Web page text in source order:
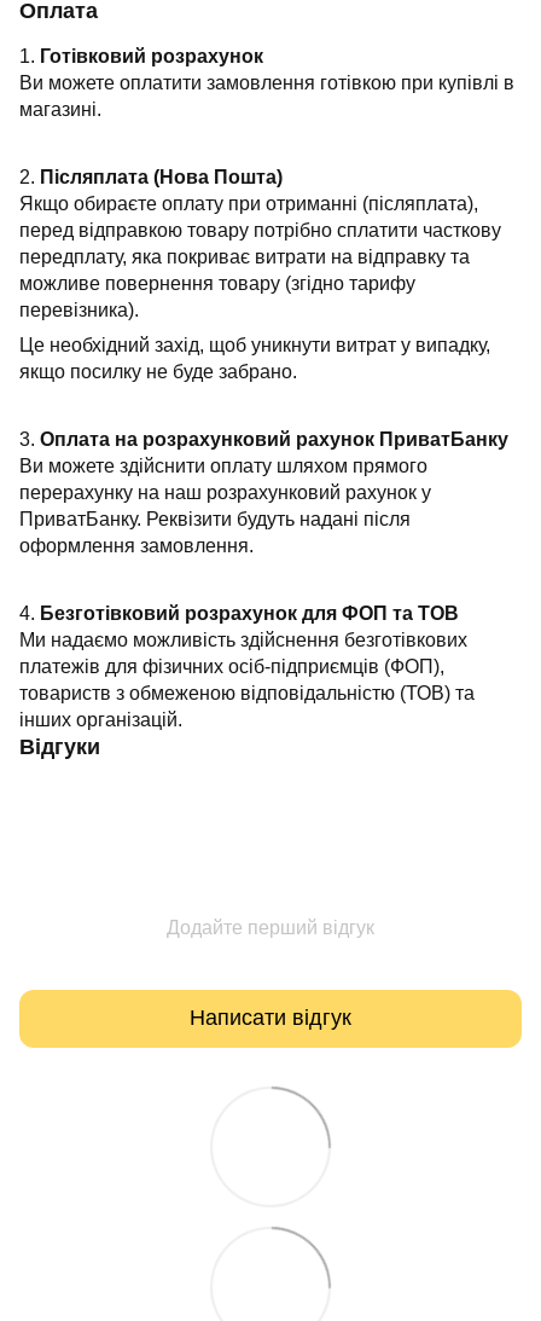
Оплата
1. Готівковий розрахунок
Ви можете оплатити замовлення готівкою при купівлі в
магазині.
2. Післяплата (Нова Пошта)
Якщо обираєте оплату при отриманні (післяплата),
перед відправкою товару потрібно сплатити часткову
передплату, яка покриває витрати на відправку та
можливе повернення товару (згідно тарифу
перевізника).
Це необхідний захід, щоб уникнути витрат у випадку,
якщо посилку не буде забрано.
3. Оплата на розрахунковий рахунок ПриватБанку
Ви можете здійснити оплату шляхом прямого
перерахунку на наш розрахунковий рахунок у
ПриватБанку. Реквізити будуть надані після
оформлення замовлення.
4. Безготівковий розрахунок для ФОП та ТОВ
Ми надаємо можливість здійснення безготівкових
платежів для фізичних осіб-підприємців (ФОП),
товариств з обмеженою відповідальністю (ТОВ) та
інших організацій.
Відгуки
Додайте перший відгук
Написати відгук